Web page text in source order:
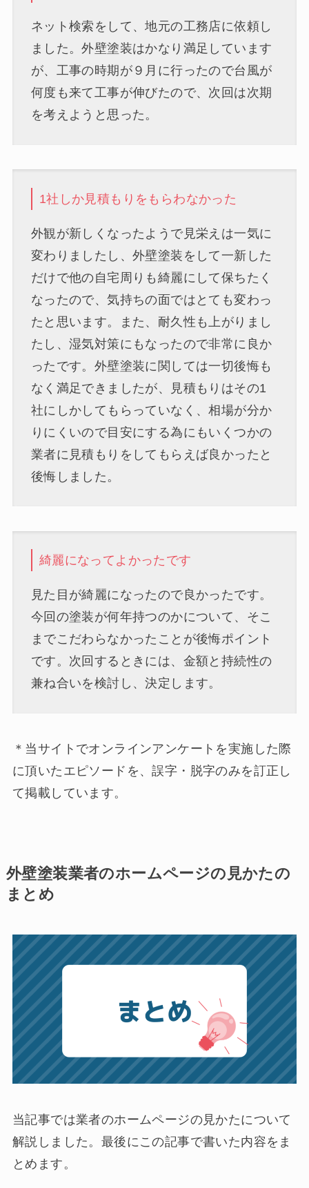
ネット検索をして、地元の工務店に依頼し
ました。外壁塗装はかなり満足しています
が、工事の時期が９月に行ったので台風が
何度も来て工事が伸びたので、次回は次期
を考えようと思った。
1社しか見積もりをもらわなかった
外観が新しくなったようで見栄えは一気に
変わりましたし、外壁塗装をして一新した
だけで他の自宅周りも綺麗にして保ちたく
なったので、気持ちの面ではとても変わっ
たと思います。また、耐久性も上がりまし
たし、湿気対策にもなったので非常に良か
ったです。外壁塗装に関しては一切後悔も
なく満足できましたが、見積もりはその1
社にしかしてもらっていなく、相場が分か
りにくいので目安にする為にもいくつかの
業者に見積もりをしてもらえば良かったと
後悔しました。
綺麗になってよかったです
見た目が綺麗になったので良かったです。
今回の塗装が何年持つのかについて、そこ
までこだわらなかったことが後悔ポイント
です。次回するときには、金額と持続性の
兼ね合いを検討し、決定します。
＊当サイトでオンラインアンケートを実施した際
に頂いたエピソードを、誤字・脱字のみを訂正し
て掲載しています。
外壁塗装業者のホームページの見かたの
まとめ
当記事では業者のホームページの見かたについて
解説しました。最後にこの記事で書いた内容をま
とめます。